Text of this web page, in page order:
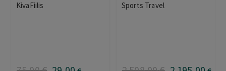
KivaFiilis Sports Travel